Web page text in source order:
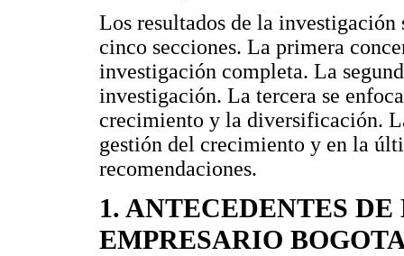
Los resultados de la investigación
cinco secciones. La primera
investigación completa. La
investigación. La tercera se
crecimiento y la diversificación.
gestión del crecimiento y en la
recomendaciones.
1. ANTECEDENTES
EMPRESARIO